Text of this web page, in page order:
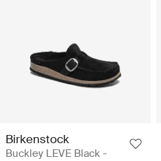
Birkenstock
Buckley LEVE Black -